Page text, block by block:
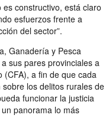
constructivo, está claro
esfuerzos frente a
del sector”.
Ganadería y Pesca
sus pares provinciales a
a fin de que cada
los delitos rurales de
funcionar la justicia
panorama lo más